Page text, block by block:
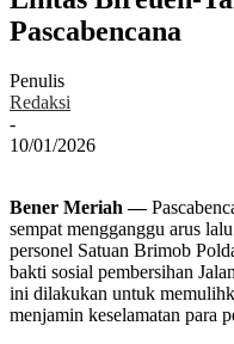
Pascabencana
Penulis
Redaksi
-
10/01/2026
Bener Meriah —
sempat mengganggu arus
personel Satuan Brimob
bakti sosial pembersihan
ini dilakukan untuk
menjamin keselamatan para